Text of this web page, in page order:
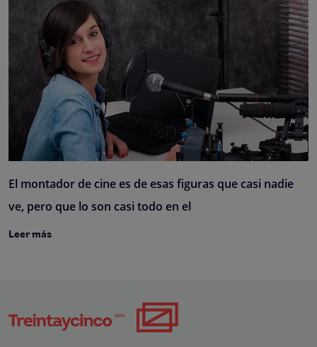
El montador de cine es de esas figuras que casi nadie
ve, pero que lo son casi todo en el
Leer más